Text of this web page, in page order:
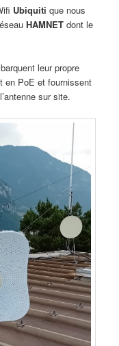
Ubiquitique nous
HAMNETdont le
leur propre
en PoE et fournissent
sur site.